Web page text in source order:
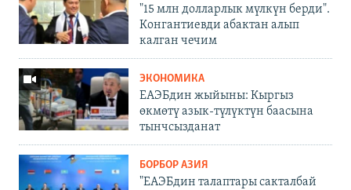
"15 млн долларлык мүлкүн берди".
Конгантиевди абактан алып
калган чечим
ЭКОНОМИКА
ЕАЭБдин жыйыны: Кыргыз
өкмөтү азык-түлүктүн баасына
тынчсызданат
БОРБОР АЗИЯ
"ЕАЭБдин талаптары сакталбай